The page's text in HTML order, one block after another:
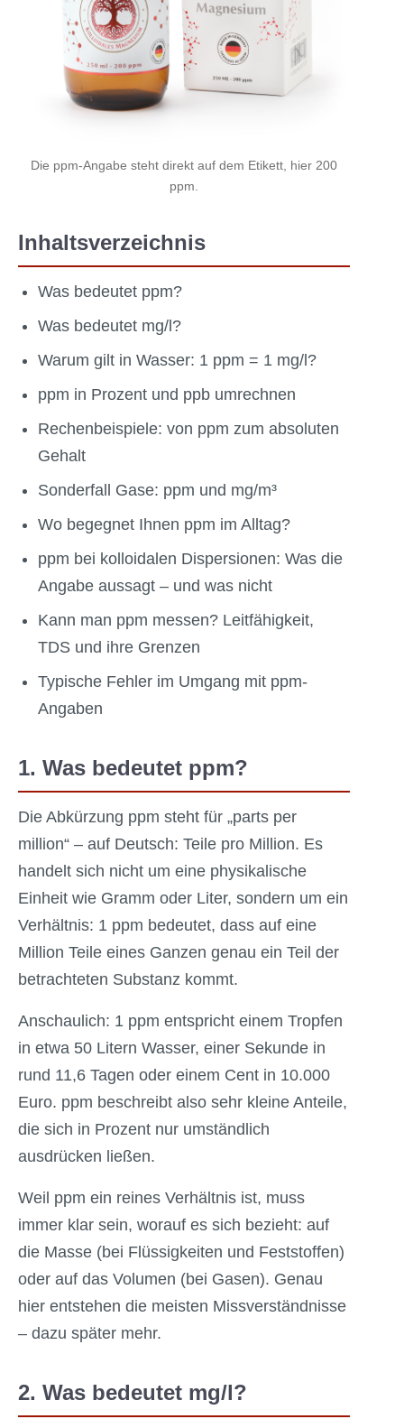
Die ppm-Angabe steht direkt auf dem Etikett, hier 200
ppm.
Inhaltsverzeichnis
Was bedeutet ppm?
Was bedeutet mg/l?
Warum gilt in Wasser: 1 ppm = 1 mg/l?
ppm in Prozent und ppb umrechnen
Rechenbeispiele: von ppm zum absoluten
Gehalt
Sonderfall Gase: ppm und mg/m³
Wo begegnet Ihnen ppm im Alltag?
ppm bei kolloidalen Dispersionen: Was die
Angabe aussagt – und was nicht
Kann man ppm messen? Leitfähigkeit,
TDS und ihre Grenzen
Typische Fehler im Umgang mit ppm-
Angaben
1. Was bedeutet ppm?
Die Abkürzung ppm steht für „parts per
million“ – auf Deutsch: Teile pro Million. Es
handelt sich nicht um eine physikalische
Einheit wie Gramm oder Liter, sondern um ein
Verhältnis: 1 ppm bedeutet, dass auf eine
Million Teile eines Ganzen genau ein Teil der
betrachteten Substanz kommt.
Anschaulich: 1 ppm entspricht einem Tropfen
in etwa 50 Litern Wasser, einer Sekunde in
rund 11,6 Tagen oder einem Cent in 10.000
Euro. ppm beschreibt also sehr kleine Anteile,
die sich in Prozent nur umständlich
ausdrücken ließen.
Weil ppm ein reines Verhältnis ist, muss
immer klar sein, worauf es sich bezieht: auf
die Masse (bei Flüssigkeiten und Feststoffen)
oder auf das Volumen (bei Gasen). Genau
hier entstehen die meisten Missverständnisse
– dazu später mehr.
2. Was bedeutet mg/l?